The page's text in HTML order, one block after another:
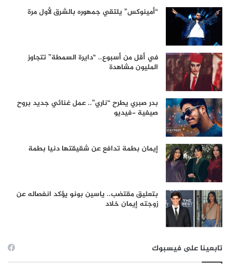
“أمينوكس” يلتقي جمهوره بالشرق لأول مرة
في أقل من أسبوع.. “دايرة السمطة” تتجاوز
المليون مشاهدة
بدر صبري يطرح “ناري”.. عمل غنائي جديد بروح
صيفية -فيديو
إيمان بطمة تدافع عن شقيقتها دنيا بطمة
بتعليق مقتضب.. ياسين بونو يؤكد انفصاله عن
زوجته إيمان خلاد
تابعينا على فيسبوك